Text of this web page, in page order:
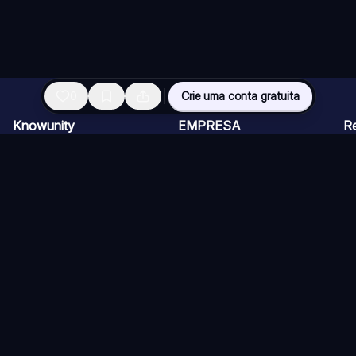
Crie uma conta gratuita
Knowunity EMPRESA